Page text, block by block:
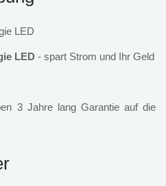
LED - spart Strom und Ihr Geld
3 Jahre lang Garantie auf die